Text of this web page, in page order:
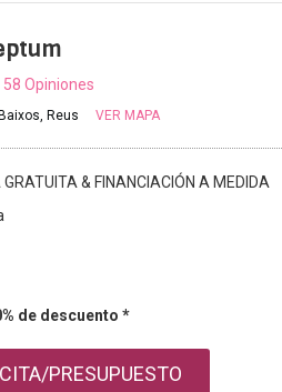
58 Opiniones
Reus VER MAPA
& FINANCIACIÓN A MEDIDA
de descuento *
PRESUPUESTO